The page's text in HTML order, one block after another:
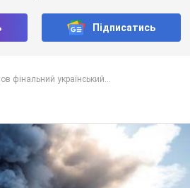
Підписатись
фінальний український...